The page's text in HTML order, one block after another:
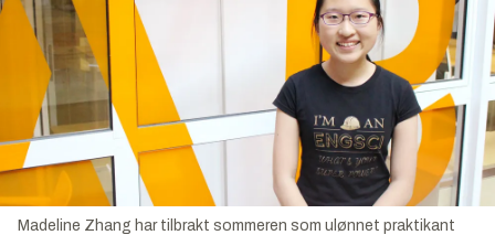
Madeline Zhang har tilbrakt sommeren som ulønnet praktikant